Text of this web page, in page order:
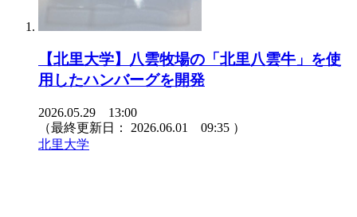
【北里大学】八雲牧場の「北里八雲牛」を使
用したハンバーグを開発
2026.05.29 13:00
（最終更新日： 2026.06.01 09:35 ）
北里大学